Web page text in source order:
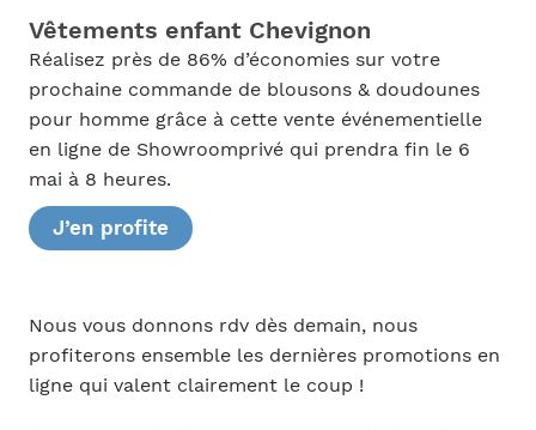
Vêtements enfant Chevignon
Réalisez près de 86% d’économies sur votre
prochaine commande de blousons & doudounes
pour homme grâce à cette vente événementielle
en ligne de Showroomprivé qui prendra fin le 6
mai à 8 heures.
J’en profite
Nous vous donnons rdv dès demain, nous
profiterons ensemble les dernières promotions en
ligne qui valent clairement le coup !